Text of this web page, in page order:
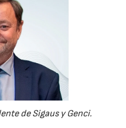
de Sigaus y Genci.